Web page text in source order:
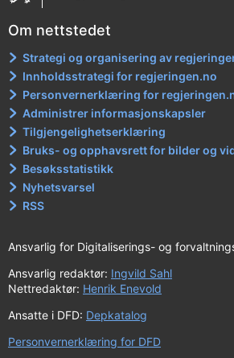
Om nettstedet
Strategi og organisering av
Innholdsstrategi for regjeringen.no
Personvernerklæring for
Administrer informasjonskapsler
Tilgjengelighetserklæring
Bruks- og opphavsrett for bilder og
Besøksstatistikk
Nyhetsvarsel
RSS
Ansvarlig for Digitaliserings- og
Ansvarlig redaktør: Ingvild Sahl
Nettredaktør: Henrik Enevold
Ansatte i DFD: Depkatalog
Personvernerklæring for DFD